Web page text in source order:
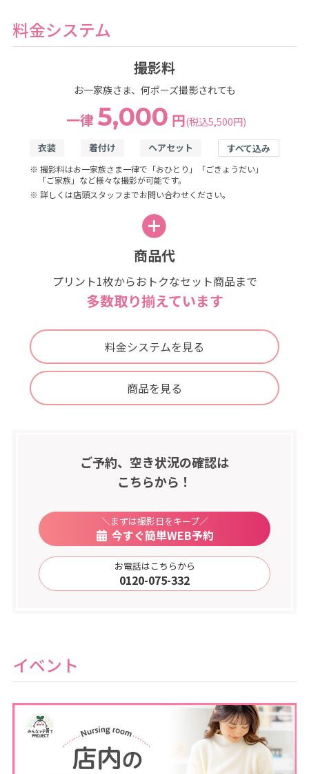
料金システム
撮影料
お一家族さま、何ポーズ撮影されても
一律 5,000 円(税込5,500円)
衣装 着付け ヘアセット すべて込み
※ 撮影料はお一家族さま一律で「おひとり」「ごきょうだい」
「ご家族」など様々な撮影が可能です。
※ 詳しくは店頭スタッフまでお問い合わせください。
商品代
プリント1枚からおトクなセット商品まで
多数取り揃えています
料金システムを見る
商品を見る
ご予約、空き状況の確認は
こちらから！
＼まずは撮影日をキープ／
今すぐ簡単WEB予約
お電話はこちらから
0120-075-332
イベント